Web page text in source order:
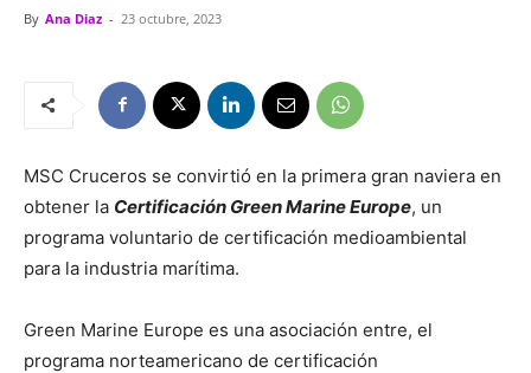
By Ana Diaz - 23 octubre, 2023
MSC Cruceros se convirtió en la primera gran naviera en
obtener la Certificación Green Marine Europe, un
programa voluntario de certificación medioambiental
para la industria marítima.
Green Marine Europe es una asociación entre, el
programa norteamericano de certificación